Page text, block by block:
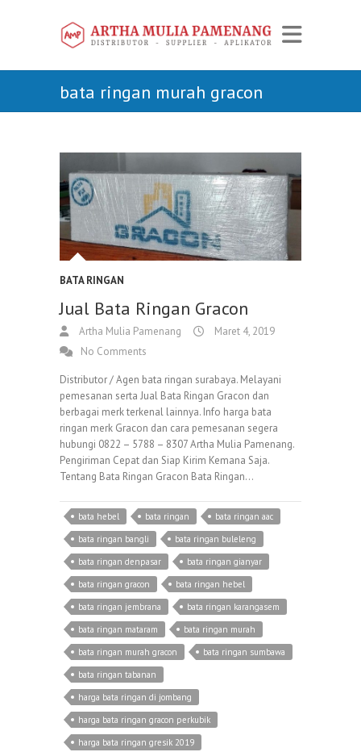
bata ringan murah gracon
BATA RINGAN
Jual Bata Ringan Gracon
Artha Mulia Pamenang
Maret 4, 2019
No Comments
Distributor / Agen bata ringan surabaya. Melayani
pemesanan serta Jual Bata Ringan Gracon dan
berbagai merk terkenal lainnya. Info harga bata
ringan merk Gracon dan cara pemesanan segera
hubungi 0822 – 5788 – 8307 Artha Mulia Pamenang.
Pengiriman Cepat dan Siap Kirim Kemana Saja.
Tentang Bata Ringan Gracon Bata Ringan…
bata hebel bata ringan
bata ringan aac
bata ringan bangli
bata ringan buleleng
bata ringan denpasar
bata ringan gianyar
bata ringan gracon
bata ringan hebel
bata ringan jembrana
bata ringan karangasem
bata ringan mataram
bata ringan murah
bata ringan murah gracon
bata ringan sumbawa
bata ringan tabanan
harga bata ringan di jombang
harga bata ringan gracon perkubik
harga bata ringan gresik 2019